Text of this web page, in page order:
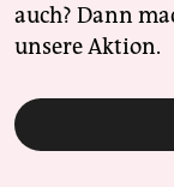
auch? Dann
unsere Aktion.